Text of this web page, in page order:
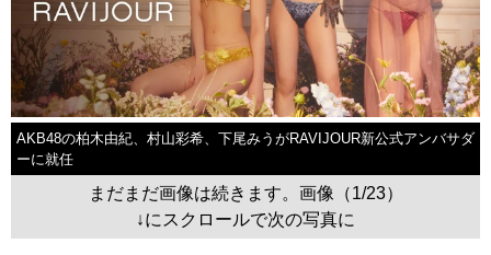
AKB48の柏木由紀、村山彩希、下尾みうがRAVIJOUR新公式アンバサダ
ーに就任
まだまだ画像は続きます。画像（1/23）
↓にスクロールで次の写真に